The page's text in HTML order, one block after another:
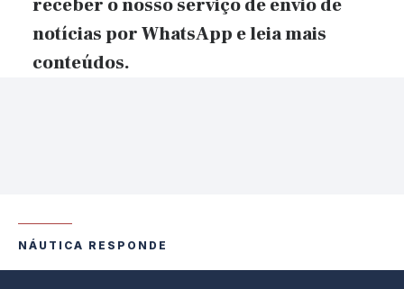
receber o nosso serviço de envio de
notícias por WhatsApp eleia mais
conteúdos.
NÁUTICA RESPONDE